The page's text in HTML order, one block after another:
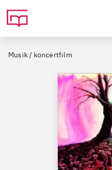
Musik / koncertfilm